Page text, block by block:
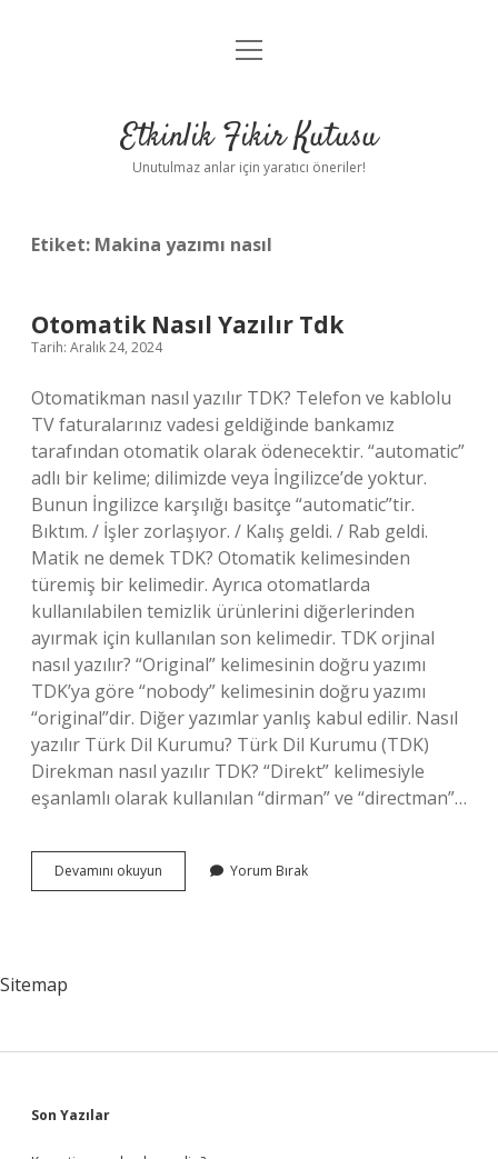
Anasayfa
Yasal Uyarı
menüyü
Etkinlik Fikir Kutusu
Unutulmaz anlar için yaratıcı öneriler!
Etiket: Makina yazımı nasıl
Otomatik Nasıl Yazılır Tdk
Tarih: Aralık 24, 2024
Otomatikman nasıl yazılır TDK? Telefon ve kablolu
TV faturalarınız vadesi geldiğinde bankamız
tarafından otomatik olarak ödenecektir. “automatic”
adlı bir kelime; dilimizde veya İngilizce’de yoktur.
Bunun İngilizce karşılığı basitçe “automatic”tir.
Bıktım. / İşler zorlaşıyor. / Kalış geldi. / Rab geldi.
Matik ne demek TDK? Otomatik kelimesinden
türemiş bir kelimedir. Ayrıca otomatlarda
kullanılabilen temizlik ürünlerini diğerlerinden
ayırmak için kullanılan son kelimedir. TDK orjinal
nasıl yazılır? “Original” kelimesinin doğru yazımı
TDK’ya göre “nobody” kelimesinin doğru yazımı
“original”dir. Diğer yazımlar yanlış kabul edilir. Nasıl
yazılır Türk Dil Kurumu? Türk Dil Kurumu (TDK)
Direkman nasıl yazılır TDK? “Direkt” kelimesiyle
eşanlamlı olarak kullanılan “dirman” ve “directman”…
Devamını okuyun Otomatik
Nasıl
Yorum Bırak
Sitemap
Sidebar
Son Yazılar